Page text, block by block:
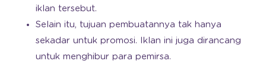
iklan tersebut.
Selain itu, tujuan pembuatannya tak hanya
sekadar untuk promosi. Iklan ini juga dirancang
untuk menghibur para pemirsa.